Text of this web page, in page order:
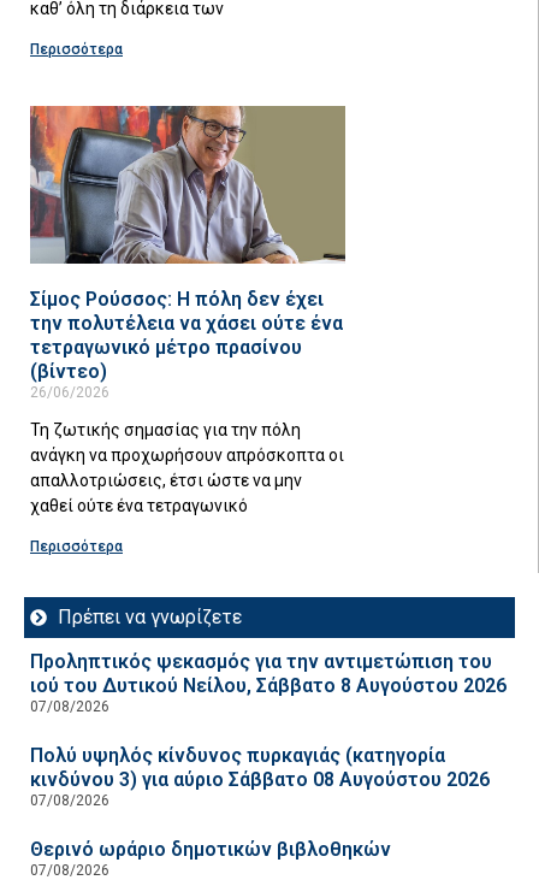
καθ’ όλη τη διάρκεια των
Περισσότερα
Σίμος Ρούσσος: Η πόλη δεν έχει
την πολυτέλεια να χάσει ούτε ένα
τετραγωνικό μέτρο πρασίνου
(βίντεο)
26/06/2026
Τη ζωτικής σημασίας για την πόλη
ανάγκη να προχωρήσουν απρόσκοπτα οι
απαλλοτριώσεις, έτσι ώστε να μην
χαθεί ούτε ένα τετραγωνικό
Περισσότερα
Πρέπει να γνωρίζετε
Προληπτικός ψεκασμός για την αντιμετώπιση του
ιού του Δυτικού Νείλου, Σάββατο 8 Αυγούστου 2026
07/08/2026
Πολύ υψηλός κίνδυνος πυρκαγιάς (κατηγορία
κινδύνου 3) για αύριο Σάββατο 08 Αυγούστου 2026
07/08/2026
Θερινό ωράριο δημοτικών βιβλοθηκών
07/08/2026